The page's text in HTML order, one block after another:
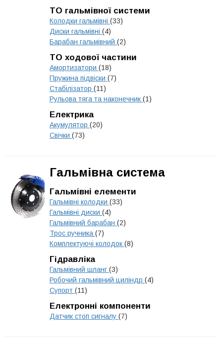
ТО гальмівної системи
Колодки гальмівні (33)
Диски гальмівні (4)
Барабан гальмівний (2)
ТО ходової частини
Амортизатори (18)
Пружина підвіски (7)
Стабілізатор (11)
Рульова тяга та наконечник (1)
Електрика
Акумулятор (20)
Свічки (73)
Гальмівна система
Гальмівні елементи
Гальмівні колодки (33)
Гальмівні диски (4)
Гальмівний барабан (2)
Трос ручника (7)
Комплектуючі колодок (8)
Гідравліка
Гальмівний шланг (3)
Робочий гальмівний циліндр (4)
Супорт (11)
Електронні компоненти
Датчик стоп сигналу (7)